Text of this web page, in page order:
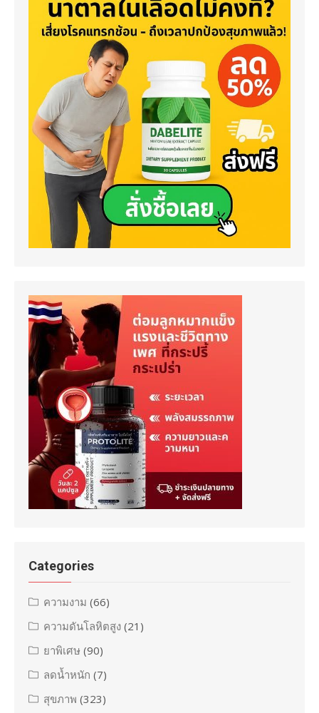
Categories
ความงาม (66)
ความดันโลหิตสูง (21)
ยาพิเศษ (90)
ลดน้ำหนัก (7)
สุขภาพ (323)